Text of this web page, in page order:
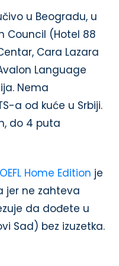
u Beogradu, u
Council (Hotel 88
Cara Lazara
Language
Nema
a od kuće u Srbiji.
do 4 puta
Home Edition je
jer ne zahteva
da dođete u
Sad) bez izuzetka.